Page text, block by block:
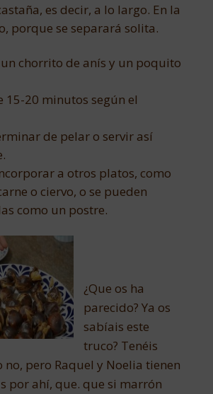
es decir, a lo largo. En la
porque se separará solita.
chorrito de anís y un poquito
15-20 minutos según el
de pelar o servir así
a otros platos, como
o ciervo, o se pueden
como un postre.
¿Que os ha
parecido? Ya os
sabíais este
truco? Tenéis
no, pero Raquel y Noelia tienen
por ahí, que. que si marrón